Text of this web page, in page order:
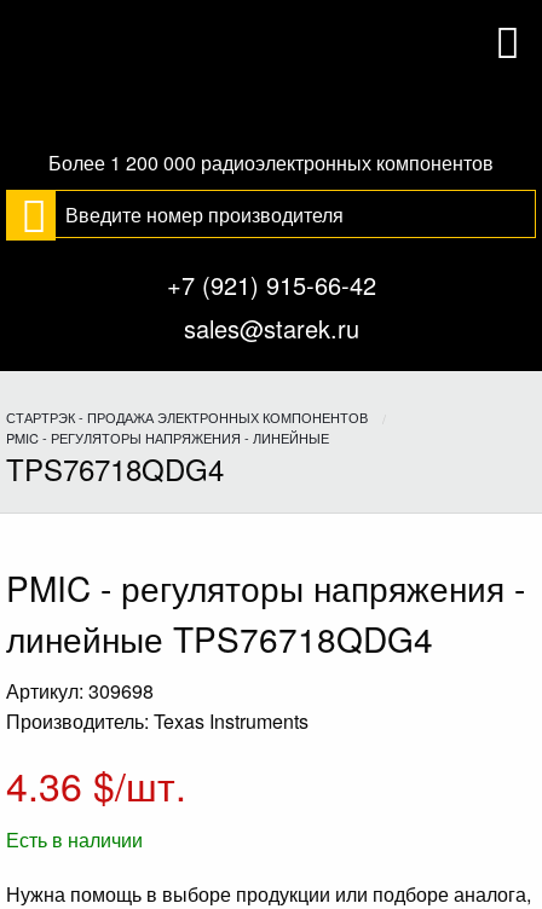
Более 1 200 000 радиоэлектронных компонентов
+7 (921) 915-66-42
sales@starek.ru
СТАРТРЭК - ПРОДАЖА ЭЛЕКТРОННЫХ КОМПОНЕНТОВ
PMIC - РЕГУЛЯТОРЫ НАПРЯЖЕНИЯ - ЛИНЕЙНЫЕ
TPS76718QDG4
PMIC - регуляторы напряжения -
линейные TPS76718QDG4
Артикул: 309698
Производитель: Texas Instruments
4.36 $/шт.
Есть в наличии
Нужна помощь в выборе продукции или подборе аналога,